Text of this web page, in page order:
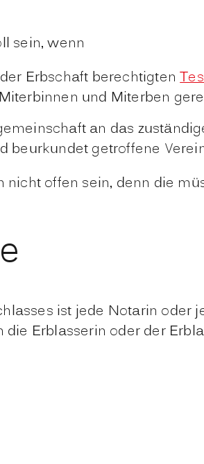
sein, wenn
Erbschaft berechtigten
und Miterben
an das
beurkundet getroffene
nicht offen sein, denn die
ist jede Notarin
Erblasserin oder der